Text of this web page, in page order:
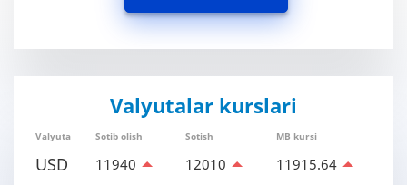
Valyutalar kurslari
Valyuta Sotib olish Sotish MB kursi
USD 11940 12010 11915.64